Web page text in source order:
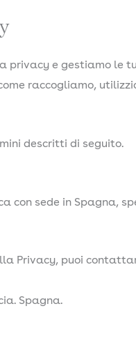
privacy e gestiamo le
raccogliamo,
descritti di seguito.
con sede in
Privacy, puoi
Spagna.